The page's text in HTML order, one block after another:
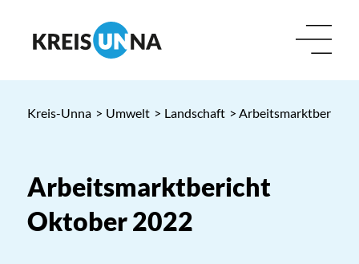
Kreis-Unna > Umwelt > Landschaft > Arbeitsmarktbericht
Arbeitsmarktbericht
Oktober 2022